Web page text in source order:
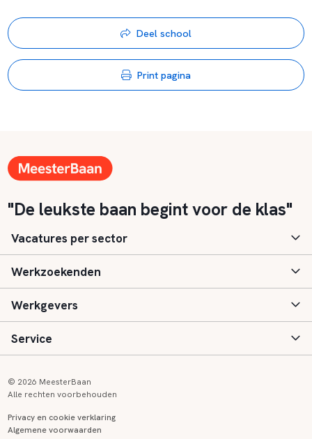
Deel school
Print pagina
"De leukste baan begint voor de klas"
Vacatures per sector
Basisonderwijs
Speciaal (basis) onderwijs
Voortgezet onderwijs
Werkzoekenden
Aanmelden
Vacatures
Werkgevers
Inloggen
Service
© 2026 MeesterBaan
Alle rechten voorbehouden
Privacy en cookie verklaring
Algemene voorwaarden